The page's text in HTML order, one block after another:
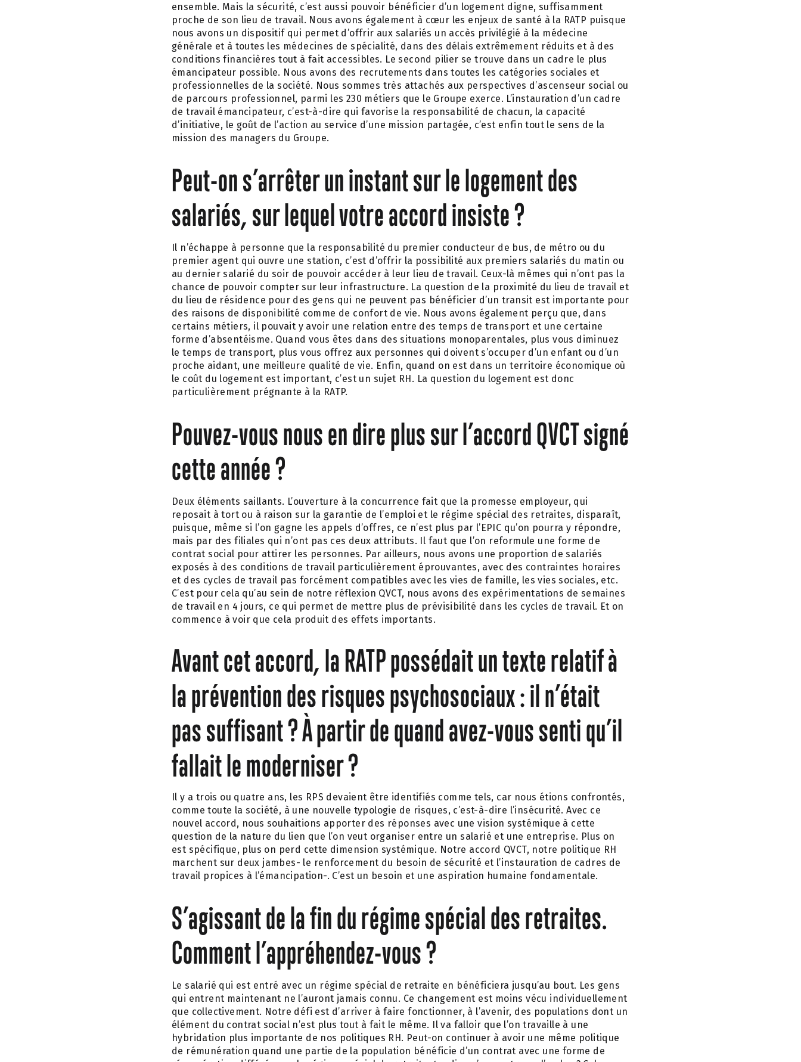
ensemble. Mais la sécurité, c’est aussi pouvoir bénéficier d’un logement digne, suffisamment
proche de son lieu de travail. Nous avons également à cœur les enjeux de santé à la RATP puisque
nous avons un dispositif qui permet d’offrir aux salariés un accès privilégié à la médecine
générale et à toutes les médecines de spécialité, dans des délais extrêmement réduits et à des
conditions financières tout à fait accessibles. Le second pilier se trouve dans un cadre le plus
émancipateur possible. Nous avons des recrutements dans toutes les catégories sociales et
professionnelles de la société. Nous sommes très attachés aux perspectives d’ascenseur social ou
de parcours professionnel, parmi les 230 métiers que le Groupe exerce. L’instauration d’un cadre
de travail émancipateur, c’est-à-dire qui favorise la responsabilité de chacun, la capacité
d’initiative, le goût de l’action au service d’une mission partagée, c’est enfin tout le sens de la
mission des managers du Groupe.
Peut-on s’arrêter un instant sur le logement des
salariés, sur lequel votre accord insiste ?
Il n’échappe à personne que la responsabilité du premier conducteur de bus, de métro ou du
premier agent qui ouvre une station, c’est d’offrir la possibilité aux premiers salariés du matin ou
au dernier salarié du soir de pouvoir accéder à leur lieu de travail. Ceux-là mêmes qui n’ont pas la
chance de pouvoir compter sur leur infrastructure. La question de la proximité du lieu de travail et
du lieu de résidence pour des gens qui ne peuvent pas bénéficier d’un transit est importante pour
des raisons de disponibilité comme de confort de vie. Nous avons également perçu que, dans
certains métiers, il pouvait y avoir une relation entre des temps de transport et une certaine
forme d’absentéisme. Quand vous êtes dans des situations monoparentales, plus vous diminuez
le temps de transport, plus vous offrez aux personnes qui doivent s’occuper d’un enfant ou d’un
proche aidant, une meilleure qualité de vie. Enfin, quand on est dans un territoire économique où
le coût du logement est important, c’est un sujet RH. La question du logement est donc
particulièrement prégnante à la RATP.
Pouvez-vous nous en dire plus sur l’accord QVCT signé
cette année ?
Deux éléments saillants. L’ouverture à la concurrence fait que la promesse employeur, qui
reposait à tort ou à raison sur la garantie de l’emploi et le régime spécial des retraites, disparaît,
puisque, même si l’on gagne les appels d’offres, ce n’est plus par l’EPIC qu’on pourra y répondre,
mais par des filiales qui n’ont pas ces deux attributs. Il faut que l’on reformule une forme de
contrat social pour attirer les personnes. Par ailleurs, nous avons une proportion de salariés
exposés à des conditions de travail particulièrement éprouvantes, avec des contraintes horaires
et des cycles de travail pas forcément compatibles avec les vies de famille, les vies sociales, etc.
C’est pour cela qu’au sein de notre réflexion QVCT, nous avons des expérimentations de semaines
de travail en 4 jours, ce qui permet de mettre plus de prévisibilité dans les cycles de travail. Et on
commence à voir que cela produit des effets importants.
Avant cet accord, la RATP possédait un texte relatif à
la prévention des risques psychosociaux : il n’était
pas suffisant ? À partir de quand avez-vous senti qu’il
fallait le moderniser ?
Il y a trois ou quatre ans, les RPS devaient être identifiés comme tels, car nous étions confrontés,
comme toute la société, à une nouvelle typologie de risques, c’est-à-dire l’insécurité. Avec ce
nouvel accord, nous souhaitions apporter des réponses avec une vision systémique à cette
question de la nature du lien que l’on veut organiser entre un salarié et une entreprise. Plus on
est spécifique, plus on perd cette dimension systémique. Notre accord QVCT, notre politique RH
marchent sur deux jambes- le renforcement du besoin de sécurité et l’instauration de cadres de
travail propices à l’émancipation-. C’est un besoin et une aspiration humaine fondamentale.
S’agissant de la fin du régime spécial des retraites.
Comment l’appréhendez-vous ?
Le salarié qui est entré avec un régime spécial de retraite en bénéficiera jusqu’au bout. Les gens
qui entrent maintenant ne l’auront jamais connu. Ce changement est moins vécu individuellement
que collectivement. Notre défi est d’arriver à faire fonctionner, à l’avenir, des populations dont un
élément du contrat social n’est plus tout à fait le même. Il va falloir que l’on travaille à une
hybridation plus importante de nos politiques RH. Peut-on continuer à avoir une même politique
de rémunération quand une partie de la population bénéficie d’un contrat avec une forme de